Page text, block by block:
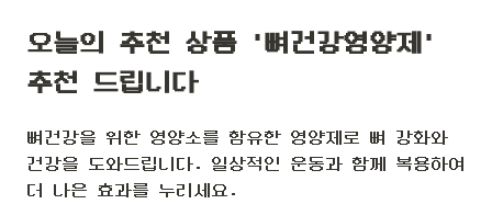
오늘의 추천 상품 '뼈건강영양제'
추천 드립니다
뼈건강을 위한 영양소를 함유한 영양제로 뼈 강화와
건강을 도와드립니다. 일상적인 운동과 함께 복용하여
더 나은 효과를 누리세요.